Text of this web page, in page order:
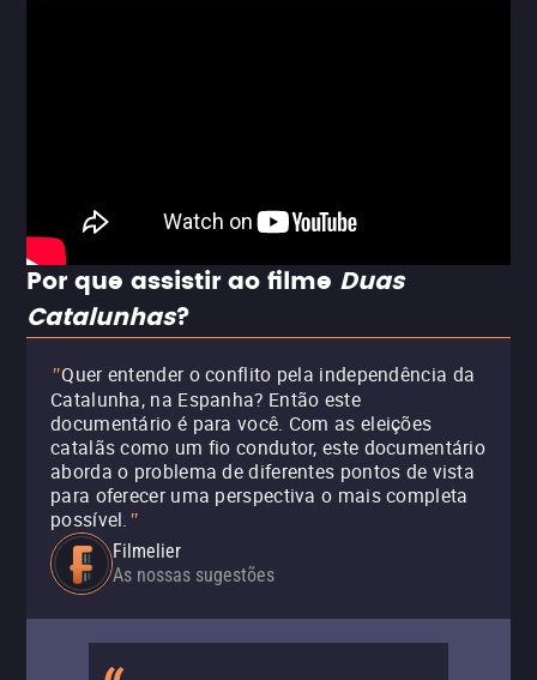
Por que assistir ao filme Duas
Catalunhas?
"Quer entender o conflito pela independência da
Catalunha, na Espanha? Então este
documentário é para você. Com as eleições
catalãs como um fio condutor, este documentário
aborda o problema de diferentes pontos de vista
para oferecer uma perspectiva o mais completa
possível. "
Filmelier
As nossas sugestões